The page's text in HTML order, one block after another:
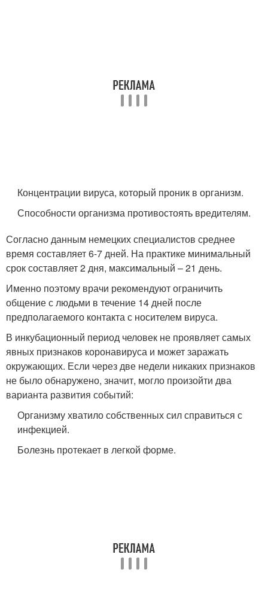
Концентрации вируса, который проник в организм.
Способности организма противостоять вредителям.
Согласно данным немецких специалистов среднее
время составляет 6-7 дней. На практике минимальный
срок составляет 2 дня, максимальный – 21 день.
Именно поэтому врачи рекомендуют ограничить
общение с людьми в течение 14 дней после
предполагаемого контакта с носителем вируса.
В инкубационный период человек не проявляет самых
явных признаков коронавируса и может заражать
окружающих. Если через две недели никаких признаков
не было обнаружено, значит, могло произойти два
варианта развития событий:
Организму хватило собственных сил справиться с
инфекцией.
Болезнь протекает в легкой форме.